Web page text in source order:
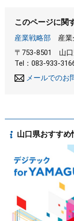
このページに関
産業戦略部
産
〒753-8501
山
Tel：083-933-
メールでのお
山口県おすすめ